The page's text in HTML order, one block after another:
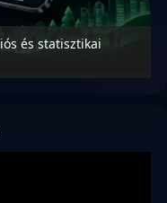
és statisztikai